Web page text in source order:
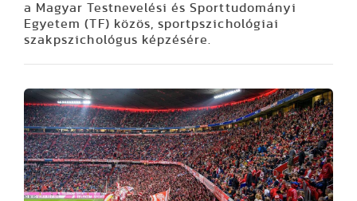
a Magyar Testnevelési és Sporttudományi
Egyetem (TF) közös, sportpszichológiai
szakpszichológus képzésére.